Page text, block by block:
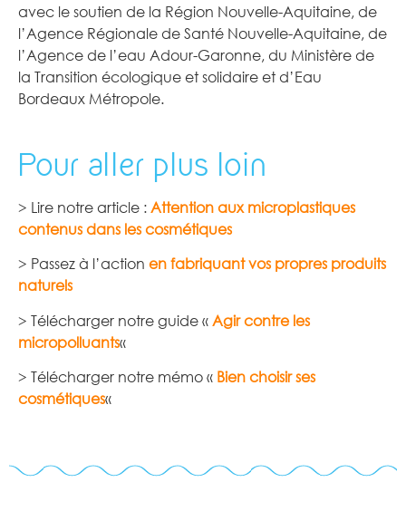
avec le soutien de la Région Nouvelle-Aquitaine, de
l’Agence Régionale de Santé Nouvelle-Aquitaine, de
l’Agence de l’eau Adour-Garonne, du Ministère de
la Transition écologique et solidaire et d’Eau
Bordeaux Métropole.
Pour aller plus loin
> Lire notre article : Attention aux microplastiques
contenus dans les cosmétiques
> Passez à l’action en fabriquant vos propres produits
naturels
> Télécharger notre guide « Agir contre les
micropolluants«
> Télécharger notre mémo « Bien choisir ses
cosmétiques«